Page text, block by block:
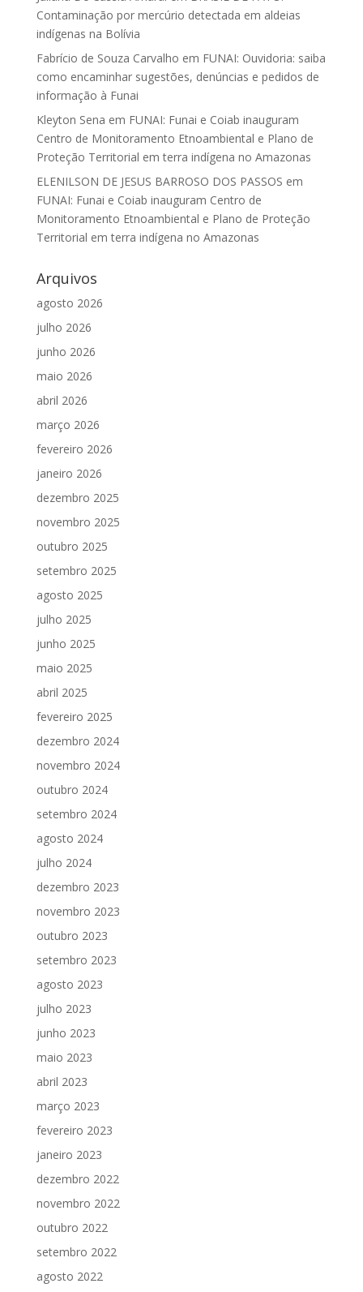
Contaminação por mercúrio detectada em aldeias
indígenas na Bolívia
Fabrício de Souza Carvalho em FUNAI: Ouvidoria: saiba
como encaminhar sugestões, denúncias e pedidos de
informação à Funai
Kleyton Sena em FUNAI: Funai e Coiab inauguram
Centro de Monitoramento Etnoambiental e Plano de
Proteção Territorial em terra indígena no Amazonas
ELENILSON DE JESUS BARROSO DOS PASSOS em
FUNAI: Funai e Coiab inauguram Centro de
Monitoramento Etnoambiental e Plano de Proteção
Territorial em terra indígena no Amazonas
Arquivos
agosto 2026
julho 2026
junho 2026
maio 2026
abril 2026
março 2026
fevereiro 2026
janeiro 2026
dezembro 2025
novembro 2025
outubro 2025
setembro 2025
agosto 2025
julho 2025
junho 2025
maio 2025
abril 2025
fevereiro 2025
dezembro 2024
novembro 2024
outubro 2024
setembro 2024
agosto 2024
julho 2024
dezembro 2023
novembro 2023
outubro 2023
setembro 2023
agosto 2023
julho 2023
junho 2023
maio 2023
abril 2023
março 2023
fevereiro 2023
janeiro 2023
dezembro 2022
novembro 2022
outubro 2022
setembro 2022
agosto 2022